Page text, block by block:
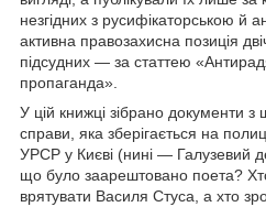
незгідних з русифікаторською й
активна правозахисна позиція
підсудних — за статтею
пропаганда».
У цій книжці зібрано документи з
справи, яка зберігається на
УРСР у Києві (нині — Галузевий
що було заарештовано поета?
врятувати Василя Стуса, а хто